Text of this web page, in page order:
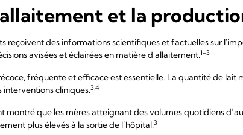
et la
reçoivent des informations scientifiques et factuelles sur
avisées et éclairées en matière d'allaitement.1-3
fréquente et efficace est essentielle. La quantité de lait
cliniques.3,4
montré que les mères atteignant des volumes quotidiens
plus élevés à la sortie de l’hôpital.3